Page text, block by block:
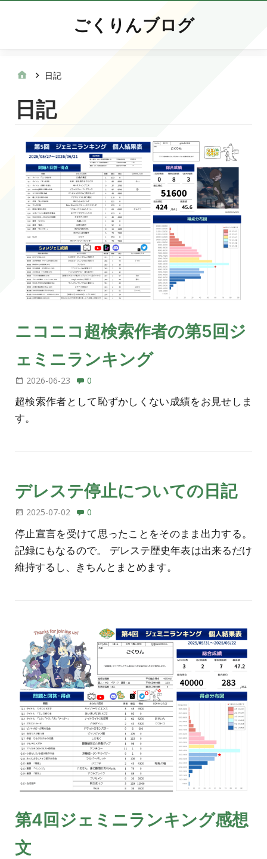
ごくりんブログ
日記
日記
ニコニコ超検索作者の第5回ジ
ェミニランキング
2026-06-23 0
超検索作者として恥ずかしくない成績をお見せしま
す。
デレステ停止についての日記
2025-07-02 0
停止宣言を受けて思ったことをそのまま出力する。
記録にもなるので。 デレステ歴史年表は出来るだけ
維持するし、きちんとまとめます。
第4回ジェミニランキング感想
文